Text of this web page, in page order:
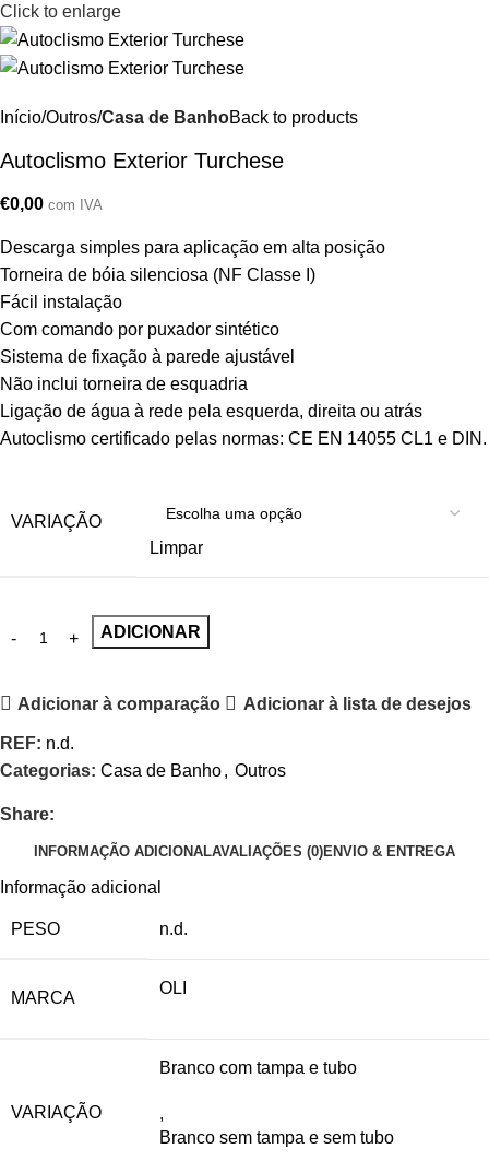
Click to enlarge
Início Outros Casa de BanhoBack to products
Autoclismo Exterior Turchese
€0,00 com IVA
Descarga simples para aplicação em alta posição
Torneira de bóia silenciosa (NF Classe I)
Fácil instalação
Com comando por puxador sintético
Sistema de fixação à parede ajustável
Não inclui torneira de esquadria
Ligação de água à rede pela esquerda, direita ou atrás
Autoclismo certificado pelas normas: CE EN 14055 CL1 e DIN.
VARIAÇÃO
Limpar
ADICIONAR
Adicionar à comparação Adicionar à lista de desejos
REF: n.d.
Categorias: Casa de Banho, Outros
Share:
INFORMAÇÃO ADICIONALAVALIAÇÕES (0)ENVIO & ENTREGA
Informação adicional
PESO n.d.
MARCA
OLI
VARIAÇÃO
Branco com tampa e tubo
,
Branco sem tampa e sem tubo